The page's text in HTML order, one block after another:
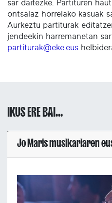
sar daitezke. Partituren
ontsalaz horrelako kasuak
Aurkeztu partiturak
jendeekin harremanetan
partiturak@eke.eus
IKUS ERE BAI...
Jo Maris musikariaren